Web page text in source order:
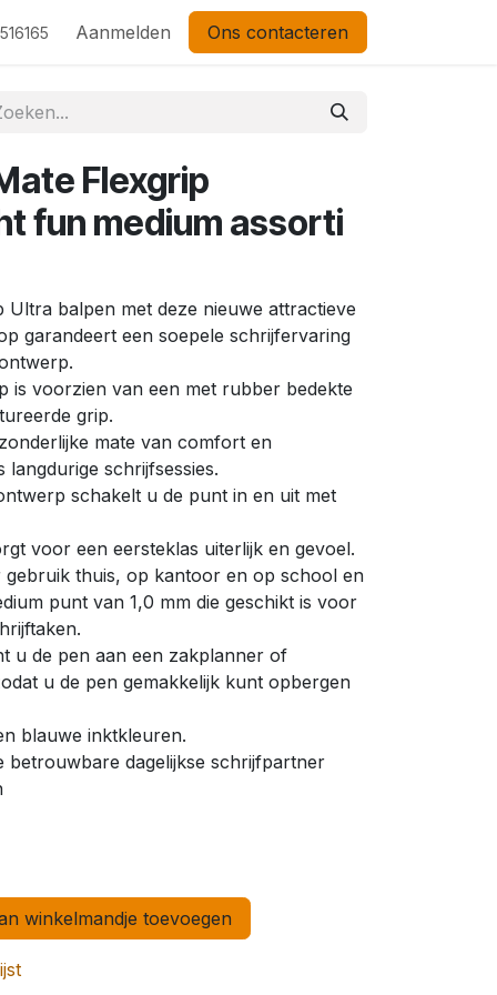
Aanmelden Ons contacteren
Flexgrip
fun medium assorti
Ultra balpen met deze nieuwe attractieve
garandeert een soepele schrijfervaring
is voorzien van een met rubber bedekte
grip.
mate van comfort en
langdurige schrijfsessies.
schakelt u de punt in en uit met
voor een eersteklas uiterlijk en gevoel.
gebruik thuis, op kantoor en op school en
punt van 1,0 mm die geschikt is voor
u de pen aan een zakplanner of
u de pen gemakkelijk kunt opbergen
blauwe inktkleuren.
betrouwbare dagelijkse schrijfpartner
winkelmandje toevoegen